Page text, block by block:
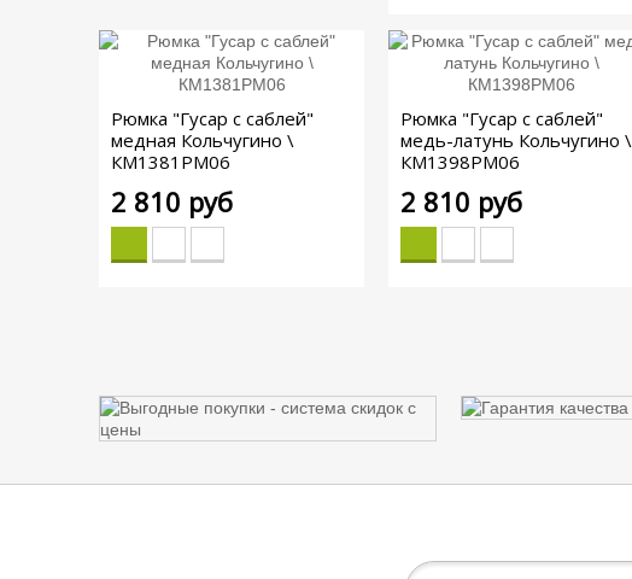
Рюмка "Гусар с саблей"
медная Кольчугино \
КМ1381РМ06
2 810 руб
Рюмка "Гусар с саблей"
медь-латунь Кольчугино \
КМ1398РМ06
2 810 руб